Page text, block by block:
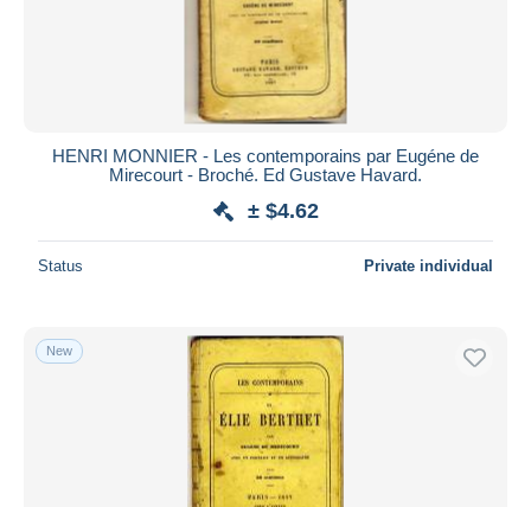
HENRI MONNIER - Les contemporains par Eugéne de
Mirecourt - Broché. Ed Gustave Havard.
± $4.62
Status Private individual
New